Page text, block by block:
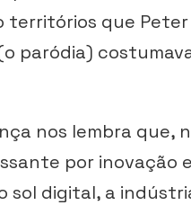
territórios que Peter
paródia)
nos lembra que,
por inovação
sol digital, a